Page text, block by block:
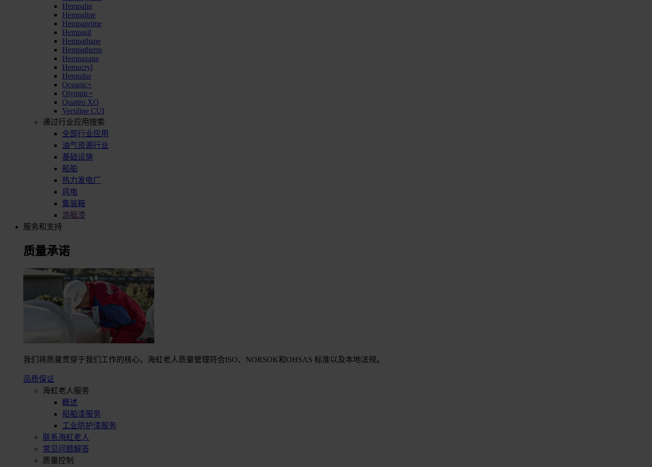
Hempalin
Hempaline
Hempaprime
Hempasil
Hempathane
Hempatherm
Hempaxane
Hemucryl
Hemudur
Oceanic+
Olympic+
Quattro XO
Versiline CUI
通过行业应用搜索
全部行业应用
油气资源行业
基础设施
船舶
热力发电厂
风电
集装箱
游艇漆
服务和支持
质量承诺
我们将质量贯穿于我们工作的核心。海虹老人质量管理符合ISO、NORSOK和OHSAS 标准以及本地法规。
品质保证
海虹老人服务
概述
船舶漆服务
工业防护漆服务
联系海虹老人
常见问题解答
质量控制